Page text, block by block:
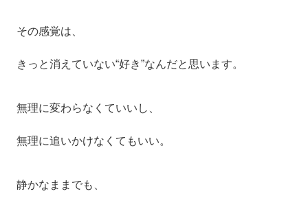
その感覚は、
きっと消えていない“好き”なんだと思います。
無理に変わらなくていいし、
無理に追いかけなくてもいい。
静かなままでも、